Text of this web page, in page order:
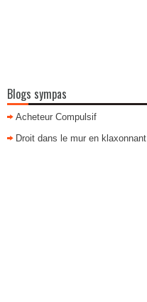
Blogs sympas
Acheteur Compulsif
Droit dans le mur en klaxonnant